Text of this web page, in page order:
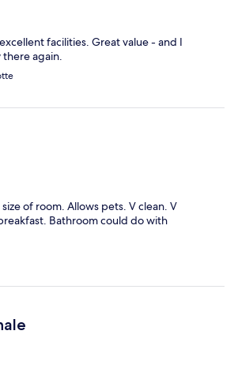
facilities. Great value - and I
again.
of room. Allows pets. V clean. V
Bathroom could do with